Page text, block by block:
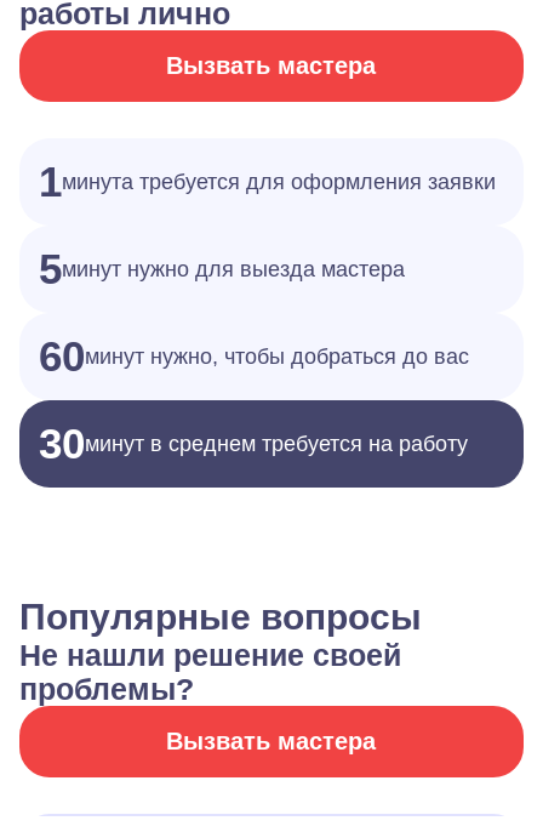
работы лично
Вызвать мастера
1минута требуется для оформления заявки
5минут нужно для выезда мастера
60минут нужно, чтобы добраться до вас
30минут в среднем требуется на работу
Популярные вопросы
Не нашли решение своей
проблемы?
Вызвать мастера